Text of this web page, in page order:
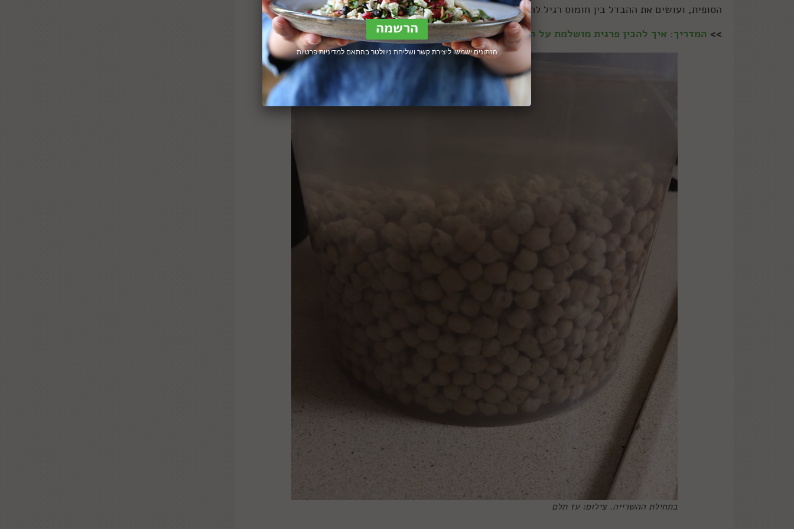
הסופית, ועושים את ההבדל בין חומוס רגיל לחומוס מעולה.
>> המדריך: איך להכין פרגית מושלמת על האש + מתכונים לשלוש מרינדות
בתחילת ההשרייה. צילום: עז תלם
הנתונים ישמשו ליצירת קשר ושליחת ניוזלטר בהתאם למדיניות פרטיות